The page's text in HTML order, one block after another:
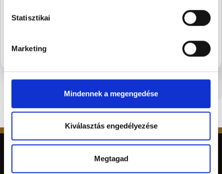
Statisztikai
Marketing
Mindennek a megengedése
Kiválasztás engedélyezése
Megtagad